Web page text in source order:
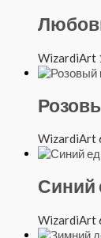
WizardiArt
WizardiArt
Синий
WizardiArt